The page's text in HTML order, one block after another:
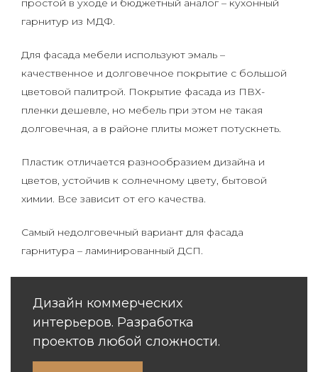
простой в уходе и бюджетный аналог – кухонный
гарнитур из МДФ.
Для фасада мебели используют эмаль –
качественное и долговечное покрытие с большой
цветовой палитрой. Покрытие фасада из ПВХ-
пленки дешевле, но мебель при этом не такая
долговечная, а в районе плиты может потускнеть.
Пластик отличается разнообразием дизайна и
цветов, устойчив к солнечному цвету, бытовой
химии. Все зависит от его качества.
Самый недолговечный вариант для фасада
гарнитура – ламинированный ДСП.
Дизайн коммерческих
интерьеров. Разработка
проектов любой сложности.